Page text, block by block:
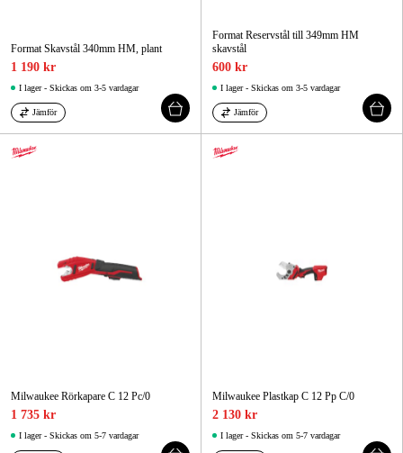
Format Skavstål 340mm HM, plant
1 190 kr
I lager - Skickas om 3-5 vardagar
Jämför
Format Reservstål till 349mm HM
skavstål
600 kr
I lager - Skickas om 3-5 vardagar
Jämför
Milwaukee Rörkapare C 12 Pc/0
1 735 kr
I lager - Skickas om 5-7 vardagar
Milwaukee Plastkap C 12 Pp C/0
2 130 kr
I lager - Skickas om 5-7 vardagar